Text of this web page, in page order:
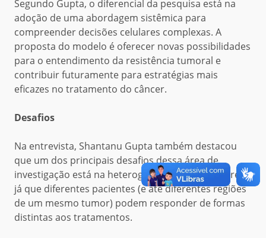
Segundo Gupta, o diferencial da pesquisa está na
adoção de uma abordagem sistêmica para
compreender decisões celulares complexas. A
proposta do modelo é oferecer novas possibilidades
para o entendimento da resistência tumoral e
contribuir futuramente para estratégias mais
eficazes no tratamento do câncer.
Desafios
Na entrevista, Shantanu Gupta também destacou
que um dos principais desafios dessa área de
investigação está na heterogeneidade dos tumores,
já que diferentes pacientes (e até diferentes regiões
de um mesmo tumor) podem responder de formas
distintas aos tratamentos.